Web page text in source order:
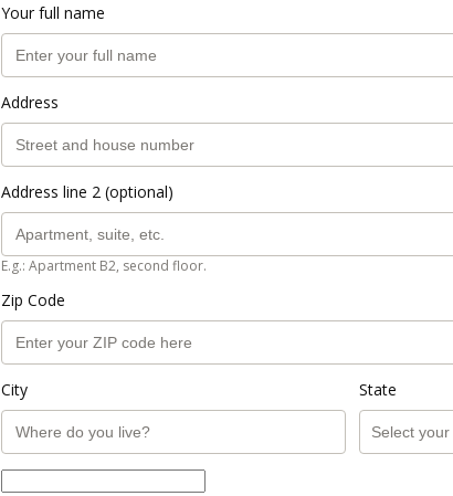
Your full name
Address
Address line 2 (optional)
E.g.: Apartment B2, second floor.
Zip Code
City State